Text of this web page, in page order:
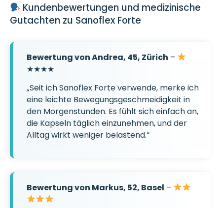
Kundenbewertungen und medizinische
Gutachten zu Sanoflex Forte
Bewertung von Andrea, 45, Zürich –
★★★★
„Seit ich Sanoflex Forte verwende, merke ich
eine leichte Bewegungsgeschmeidigkeit in
den Morgenstunden. Es fühlt sich einfach an,
die Kapseln täglich einzunehmen, und der
Alltag wirkt weniger belastend.“
Bewertung von Markus, 52, Basel –